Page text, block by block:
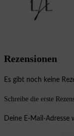
Rezensionen
Es gibt noch keine
Schreibe die erste
Deine E-Mail-